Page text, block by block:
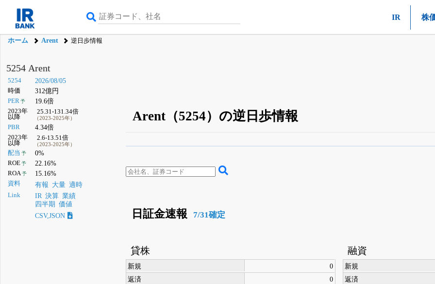
IR 株
ホーム Arent 逆日歩情報
5254 Arent
5254 2026/08/05
時価 312億円
PER予 19.6倍
2023年
以降
25.31-131.34倍
（2023-2025年）
PBR 4.34倍
2023年
以降
2.6-13.51倍
（2023-2025年）
配当 予 0%
ROE予 22.16%
ROA予 15.16%
資料 有報 大量 適時
Link IR 決算 業績
四半期
価値
CSV,JSON
Arent（5254）の逆日歩情報
無料でβ版をはじめる
日証金速報 7/31確定
貸株
新規
0
返済
0
融資
新規
返済